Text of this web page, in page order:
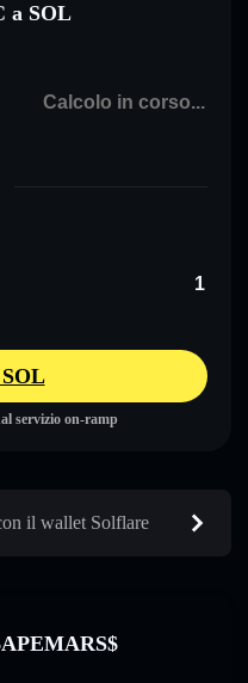
a SOL
servizio on-ramp
il wallet Solflare